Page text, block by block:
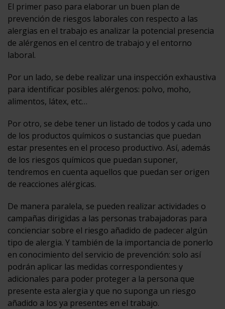
El primer paso para elaborar un buen plan de
prevención de riesgos laborales con respecto a las
alergias en el trabajo es analizar la potencial presencia
de alérgenos en el centro de trabajo y el entorno
laboral.
Por un lado, se debe realizar una inspección exhaustiva
para identificar posibles alérgenos: polvo, moho,
alimentos, látex, etc…
Por otro, se debe tener un listado de todos y cada uno
de los productos químicos o sustancias que puedan
estar presentes en el proceso productivo. Así, además
de los riesgos químicos que puedan suponer,
tendremos en cuenta aquellos que puedan ser origen
de reacciones alérgicas.
De manera paralela, se pueden realizar actividades o
campañas dirigidas a las personas trabajadoras para
concienciar sobre el riesgo añadido de padecer algún
tipo de alergia. Y también de la importancia de ponerlo
en conocimiento del servicio de prevención: solo así
podrán aplicar las medidas correspondientes y
adicionales para poder proteger a la persona que
presente esta alergia y que no suponga un riesgo
añadido a los ya presentes en el trabajo.